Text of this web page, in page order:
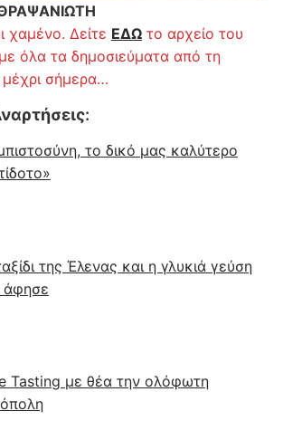
ΘΡΑΨΑΝΙΩΤΗ
χαμένο. Δείτε ΕΔΩτο αρχείο του
με όλα τα δημοσιεύματα από τη
μέχρι σήμερα…
:
το δικό μας καλύτερο
της Έλενας και η γλυκιά γεύση
άφησε
Tasting με θέα την ολόφωτη